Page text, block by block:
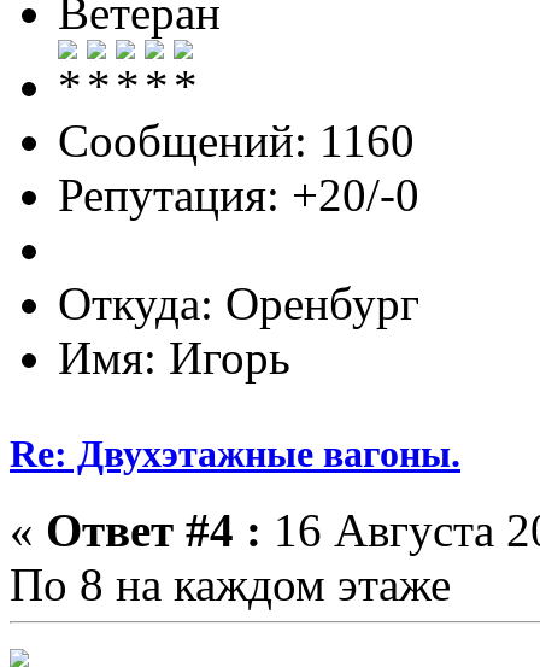
Ветеран
Сообщений: 1160
Репутация: +20/-0
Откуда: Оренбург
Имя: Игорь
Re: Двухэтажные вагоны.
« Ответ #4 : 16 Августа
По 8 на каждом этаже